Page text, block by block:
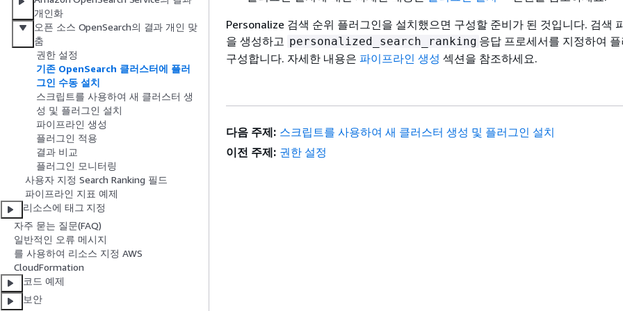
개인화
오픈 소스 OpenSearch의 결과 개인 맞
춤
권한 설정
기존 OpenSearch 클러스터에 플러
그인 수동 설치
스크립트를 사용하여 새 클러스터 생
성 및 플러그인 설치
파이프라인 생성
플러그인 적용
결과 비교
플러그인 모니터링
사용자 지정 Search Ranking 필드
파이프라인 지표 예제
리소스에 태그 지정
자주 묻는 질문(FAQ)
일반적인 오류 메시지
를 사용하여 리소스 지정 AWS
CloudFormation
코드 예제
보안
Personalize 검색 순위 플러그인을 설치했으면 구성할 준비가 된 것입니다. 검색
을 생성하고 personalized_search_ranking 응답 프로세서를 지정하여
구성합니다. 자세한 내용은 파이프라인 생성 섹션을 참조하세요.
다음 주제: 스크립트를 사용하여 새 클러스터 생성 및 플러그인 설치
이전 주제: 권한 설정